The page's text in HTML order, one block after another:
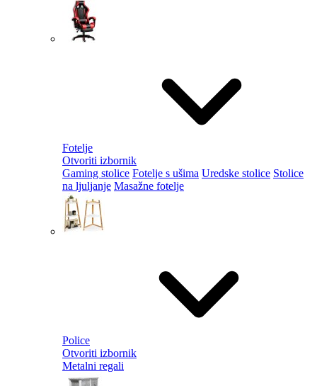
Fotelje
Otvoriti izbornik
Gaming stolice Fotelje s ušima Uredske stolice Stolice
na ljuljanje Masažne fotelje
Police
Otvoriti izbornik
Metalni regali